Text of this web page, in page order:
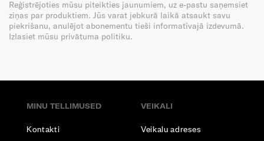
Reģistrējoties mūsu piteikties jaunumiem, uz e-pastu saņemsiet
ziņas par produktiem. Jūs varat jebkurā laikā atsaukt savu
piekrišanu, anulējot abonementu tieši informatīvajā izdevumā.
Izlasiet mūsu privātuma politiku.
MINU TELLIMUSED
Kontakti
VEIKALI
Veikalu adreses